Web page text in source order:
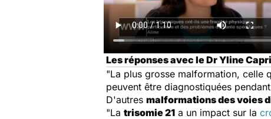
Les réponses avec le Dr Yline
"La plus grosse malformation, celle
peuvent être diagnostiquées
D'autres malformations des voies
"La trisomie 21 a un impact sur la